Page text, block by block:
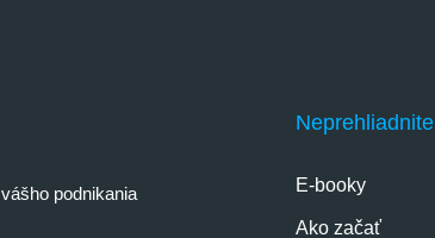
podnikania
Neprehliadnite
E-booky
Ako začať